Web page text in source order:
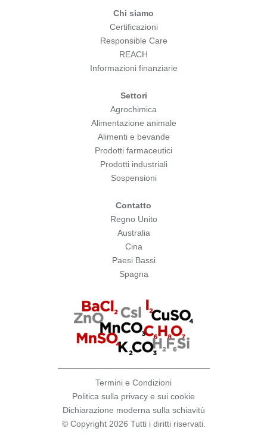
Chi siamo
Certificazioni
Responsible Care
REACH
Informazioni finanziarie
Settori
Agrochimica
Alimentazione animale
Alimenti e bevande
Prodotti farmaceutici
Prodotti industriali
Sospensioni
Contatto
Regno Unito
Australia
Cina
Paesi Bassi
Spagna
Termini e Condizioni
Politica sulla privacy e sui cookie
Dichiarazione moderna sulla schiavitù
© Copyright 2026 Tutti i diritti riservati.